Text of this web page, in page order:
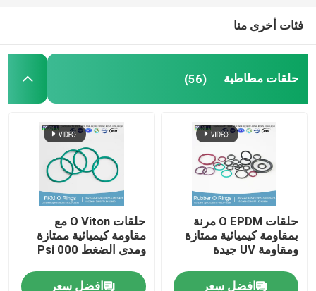
حلقة احتياطية
أختام الزيت
يا الدائري كيت
فئات أخرى منا
حلقات مطاطية (56)
حلقات O EPDM مرنة
بمقاومة كيميائية ممتازة
ومقاومة UV جيدة
افضل سعر
حلقات O Viton مع
مقاومة كيميائية ممتازة
ومدى الضغط 000 Psi
افضل سعر